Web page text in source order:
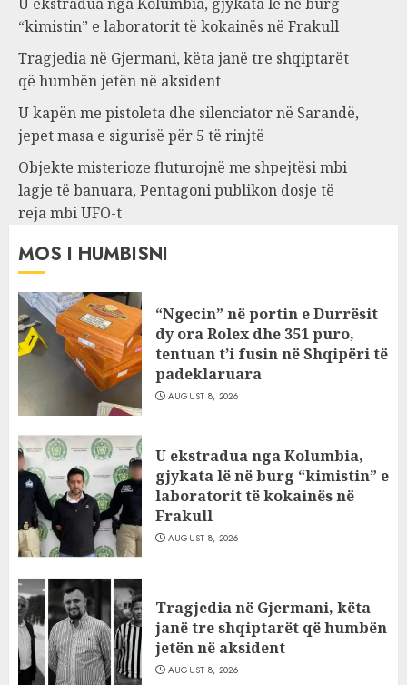
“kimistin” e laboratorit të kokainës në Frakull
Tragjedia në Gjermani, këta janë tre shqiptarët
që humbën jetën në aksident
U kapën me pistoleta dhe silenciator në Sarandë,
jepet masa e sigurisë për 5 të rinjtë
Objekte misterioze fluturojnë me shpejtësi mbi
lagje të banuara, Pentagoni publikon dosje të
reja mbi UFO-t
MOS I HUMBISNI
“Ngecin” në portin e Durrësit
dy ora Rolex dhe 351 puro,
tentuan t’i fusin në Shqipëri të
padeklaruara
AUGUST 8, 2026
U ekstradua nga Kolumbia,
gjykata lë në burg “kimistin” e
laboratorit të kokainës në
Frakull
AUGUST 8, 2026
Tragjedia në Gjermani, këta
janë tre shqiptarët që humbën
jetën në aksident
AUGUST 8, 2026